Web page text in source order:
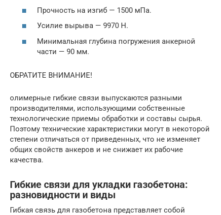
Прочность на изгиб — 1500 мПа.
Усилие вырыва — 9970 Н.
Минимальная глубина погружения анкерной
части — 90 мм.
ОБРАТИТЕ ВНИМАНИЕ!
олимерные гибкие связи выпускаются разными
производителями, использующими собственные
технологические приемы обработки и составы сырья.
Поэтому технические характеристики могут в некоторой
степени отличаться от приведенных, что не изменяет
общих свойств анкеров и не снижает их рабочие
качества.
Гибкие связи для укладки газобетона:
разновидности и виды
Гибкая связь для газобетона представляет собой